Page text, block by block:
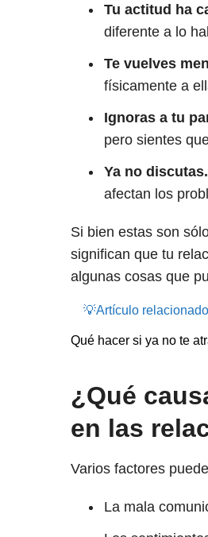
Tu actitud ha
diferente a lo
Te vuelves
físicamente a
Ignoras a tu
pero sientes
Ya no discutas.
afectan los
Si bien estas son
significan que tu
algunas cosas que
💡Artículo
Qué hacer si ya no te
¿Qué
en las
Varios factores
La mala